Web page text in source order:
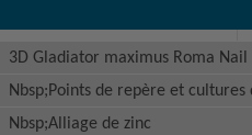
3D Gladiator maximus Roma
Nbsp;Points de repère et cultures
Nbsp;Alliage de zinc